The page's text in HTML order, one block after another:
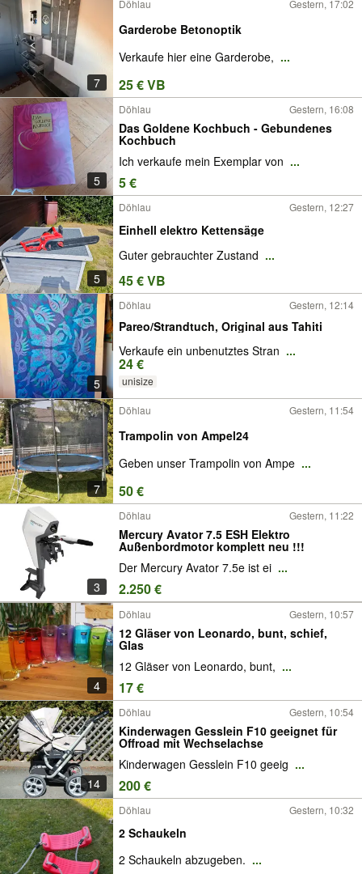
7
Döhlau Gestern, 17:02
Garderobe Betonoptik
Verkaufe hier eine Garderobe, ...
25 € VB
5
Döhlau Gestern, 16:08
Das Goldene Kochbuch - Gebundenes
Kochbuch
Ich verkaufe mein Exemplar von ...
5 €
5
Döhlau Gestern, 12:27
Einhell elektro Kettensäge
Guter gebrauchter Zustand ...
45 € VB
5
Döhlau Gestern, 12:14
Pareo/Strandtuch, Original aus Tahiti
Verkaufe ein unbenutztes Stran ...
24 €
unisize
7
Döhlau Gestern, 11:54
Trampolin von Ampel24
Geben unser Trampolin von Ampe ...
50 €
3
Döhlau Gestern, 11:22
Mercury Avator 7.5 ESH Elektro
Außenbordmotor komplett neu !!!
Der Mercury Avator 7.5e ist ei ...
2.250 €
4
Döhlau Gestern, 10:57
12 Gläser von Leonardo, bunt, schief,
Glas
12 Gläser von Leonardo, bunt, ...
17 €
14
Döhlau Gestern, 10:54
Kinderwagen Gesslein F10 geeignet für
Offroad mit Wechselachse
Kinderwagen Gesslein F10 geeig ...
200 €
Döhlau Gestern, 10:32
2 Schaukeln
2 Schaukeln abzugeben. ...